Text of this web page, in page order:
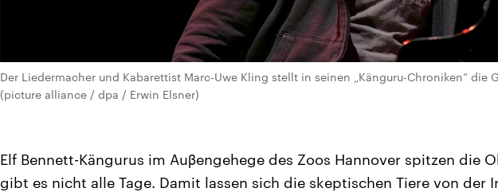
Der Liedermacher und Kabarettist Marc-Uwe Kling stellt in seinen „Känguru-Chroniken“ die
(picture alliance / dpa / Erwin Elsner)
Elf Bennett-Kängurus im Auβengehege des Zoos Hannover spitzen die
gibt es nicht alle Tage. Damit lassen sich die skeptischen Tiere von der